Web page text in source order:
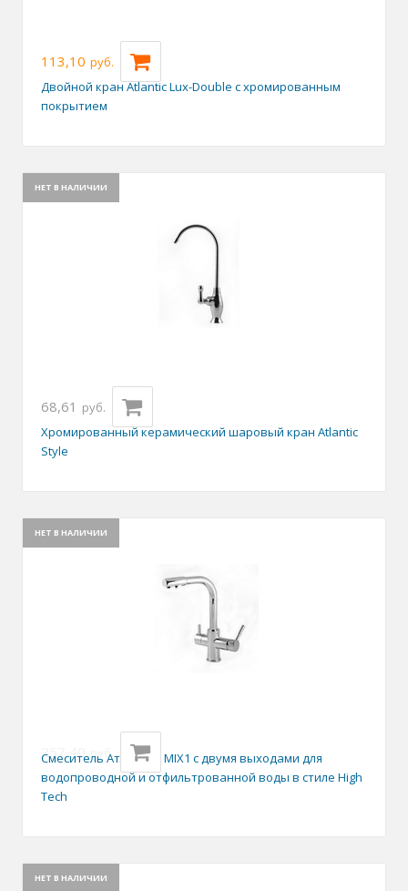
113,10 руб.
Двойной кран Atlantic Lux-Double с хромированным
покрытием
НЕТ В НАЛИЧИИ
68,61 руб.
Хромированный керамический шаровый кран Atlantic
Style
НЕТ В НАЛИЧИИ
257,40 руб.
Смеситель Атлантик MIX1 с двумя выходами для
водопроводной и отфильтрованной воды в стиле High
Tech
НЕТ В НАЛИЧИИ